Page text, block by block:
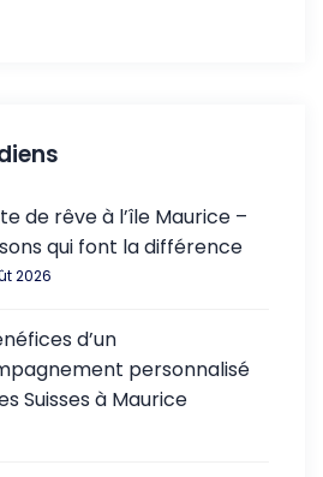
de rêve à l’île Maurice –
qui font la différence
2026
d’un
personnalisé
Suisses à Maurice